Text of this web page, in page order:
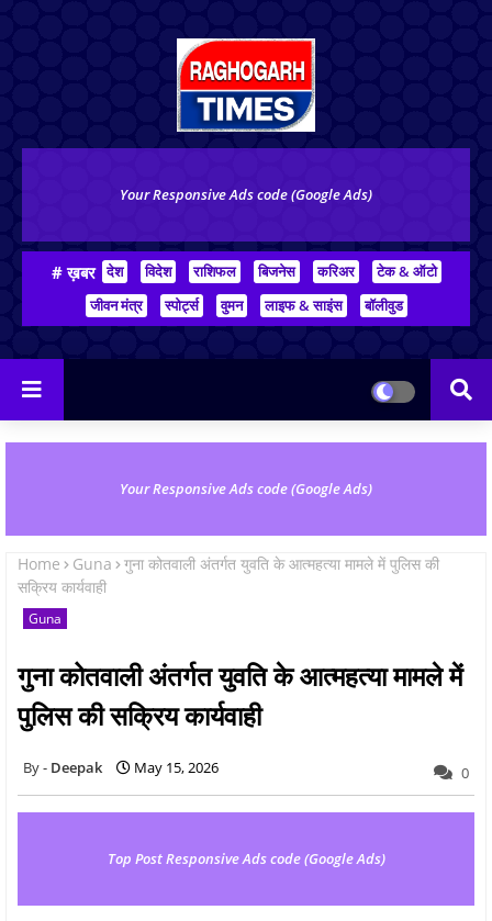
Your Responsive Ads code (Google Ads)
# ख़बर देश विदेश राशिफल बिजनेस करिअर
टेक & ऑटो
जीवन मंत्र
स्पोर्ट्स वुमन लाइफ & साइंस बॉलीवुड
Your Responsive Ads code (Google Ads)
Home Guna
गुना कोतवाली अंतर्गत युवति के आत्महत्या मामले में पुलिस की
सक्रिय कार्यवाही
Guna
गुना कोतवाली अंतर्गत युवति के आत्महत्या मामले में
पुलिस की सक्रिय कार्यवाही
Deepak May 15, 2026 0
Top Post Responsive Ads code (Google Ads)